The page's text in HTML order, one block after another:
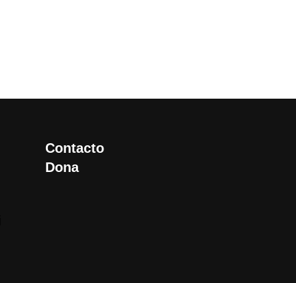
Contacto
Dona